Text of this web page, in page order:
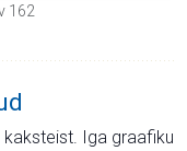
162
Iga graafiku